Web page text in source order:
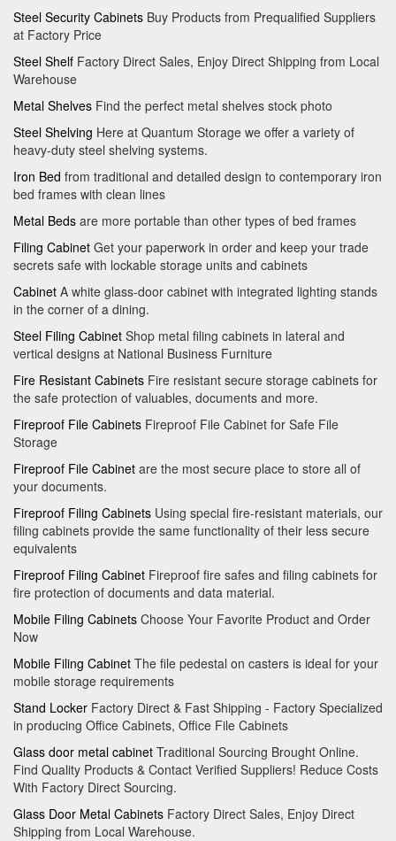
Steel Security Cabinets Buy Products from Prequalified Suppliers
at Factory Price
Steel Shelf Factory Direct Sales, Enjoy Direct Shipping from Local
Warehouse
Metal Shelves Find the perfect metal shelves stock photo
Steel Shelving Here at Quantum Storage we offer a variety of
heavy-duty steel shelving systems.
Iron Bed from traditional and detailed design to contemporary iron
bed frames with clean lines
Metal Beds are more portable than other types of bed frames
Filing Cabinet Get your paperwork in order and keep your trade
secrets safe with lockable storage units and cabinets
Cabinet A white glass-door cabinet with integrated lighting stands
in the corner of a dining.
Steel Filing Cabinet Shop metal filing cabinets in lateral and
vertical designs at National Business Furniture
Fire Resistant Cabinets Fire resistant secure storage cabinets for
the safe protection of valuables, documents and more.
Fireproof File Cabinets Fireproof File Cabinet for Safe File
Storage
Fireproof File Cabinet are the most secure place to store all of
your documents.
Fireproof Filing Cabinets Using special fire-resistant materials, our
filing cabinets provide the same functionality of their less secure
equivalents
Fireproof Filing Cabinet Fireproof fire safes and filing cabinets for
fire protection of documents and data material.
Mobile Filing Cabinets Choose Your Favorite Product and Order
Now
Mobile Filing Cabinet The file pedestal on casters is ideal for your
mobile storage requirements
Stand Locker Factory Direct & Fast Shipping - Factory Specialized
in producing Office Cabinets, Office File Cabinets
Glass door metal cabinet Traditional Sourcing Brought Online.
Find Quality Products & Contact Verified Suppliers! Reduce Costs
With Factory Direct Sourcing.
Glass Door Metal Cabinets Factory Direct Sales, Enjoy Direct
Shipping from Local Warehouse.